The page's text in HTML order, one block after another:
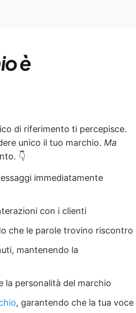
è
di riferimento ti percepisce.
unico il tuo marchio. Ma
👇
immediatamente
con i clienti
che le parole trovino riscontro
mantenendo la
la personalità del marchio
, garantendo che la tua voce